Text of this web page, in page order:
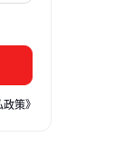
政策》